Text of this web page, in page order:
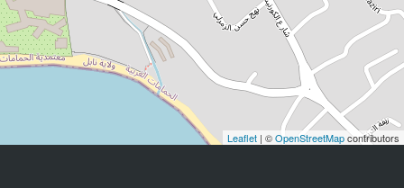
Leaflet | ©OpenStreetMapcontributors